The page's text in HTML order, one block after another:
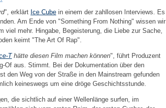
", erklärt Ice Cube in einem der zahllosen Interviews. Es
Am Ende von "Something From Nothing" wissen wir
viel mehr. Hingabe, Begeisterung, die Liebe zur Sache,
keimt "The Art Of Rap".
Thätte diesen Film machen können", führt Produzent
Of aus. Stimmt. Bei der Dokumentation über den
den Weg von der Straße in den Mainstream gefunden
keineswegs um eine dröge Geschichtsstunde.
die sichtlich auf einer Wellenlänge surfen, im